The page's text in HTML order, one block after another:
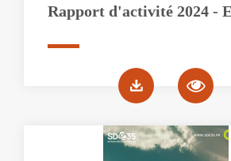
Rapport d'activité 2024 -